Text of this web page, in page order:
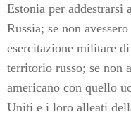
Estonia per
Russia; se non
esercitazione militare
territorio russo; se non
americano con quello
Uniti e i loro alleati